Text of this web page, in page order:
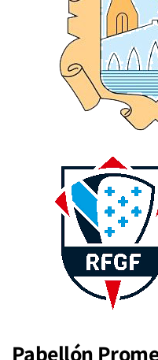
Pabellón